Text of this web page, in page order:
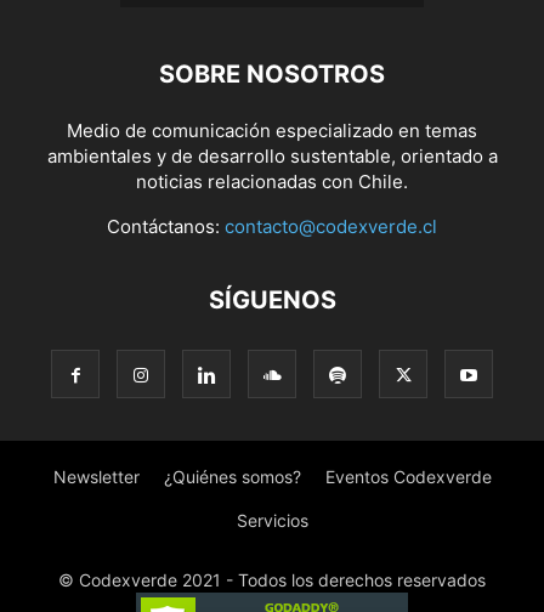
SOBRE NOSOTROS
Medio de comunicación especializado en temas
ambientales y de desarrollo sustentable, orientado a
noticias relacionadas con Chile.
Contáctanos: contacto@codexverde.cl
SÍGUENOS
Newsletter ¿Quiénes somos? Eventos Codexverde
Servicios
© Codexverde 2021 - Todos los derechos reservados